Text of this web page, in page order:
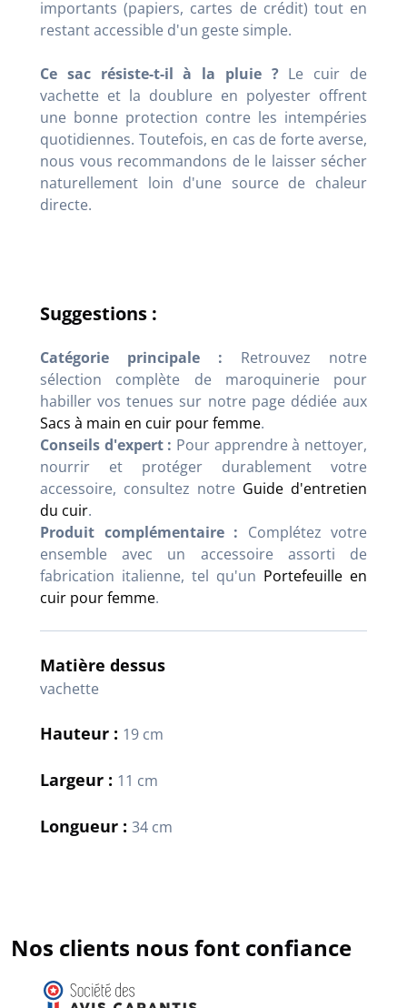
importants (papiers, cartes de crédit) tout en
restant accessible d'un geste simple.
Ce sac résiste-t-il à la pluie ?Le cuir de
vachette et la doublure en polyester offrent
une bonne protection contre les intempéries
quotidiennes. Toutefois, en cas de forte averse,
nous vous recommandons de le laisser sécher
naturellement loin d'une source de chaleur
directe.
Suggestions :
Catégorie principale : Retrouvez notre
sélection complète de maroquinerie pour
habiller vos tenues sur notre page dédiée aux
Sacs à main en cuir pour femme.
Conseils d'expert : Pour apprendre à nettoyer,
nourrir et protéger durablement votre
accessoire, consultez notre Guide d'entretien
du cuir.
Produit complémentaire : Complétez votre
ensemble avec un accessoire assorti de
fabrication italienne, tel qu'un Portefeuille en
cuir pour femme.
Matière dessus
vachette
Hauteur : 19 cm
Largeur : 11 cm
Longueur : 34 cm
Nos clients nous font confiance